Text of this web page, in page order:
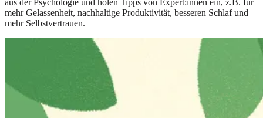
mehr Gelassenheit, nachhaltige Produktivität, besseren Schlaf und
mehr Selbstvertrauen.